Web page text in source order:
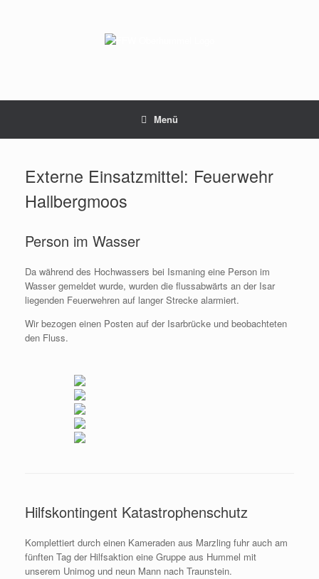
Menü
Externe Einsatzmittel: Feuerwehr
Hallbergmoos
Person im Wasser
Da während des Hochwassers bei Ismaning eine Person im
Wasser gemeldet wurde, wurden die flussabwärts an der Isar
liegenden Feuerwehren auf langer Strecke alarmiert.
Wir bezogen einen Posten auf der Isarbrücke und beobachteten
den Fluss.
Hilfskontingent Katastrophenschutz
Komplettiert durch einen Kameraden aus Marzling fuhr auch am
fünften Tag der Hilfsaktion eine Gruppe aus Hummel mit
unserem Unimog und neun Mann nach Traunstein.